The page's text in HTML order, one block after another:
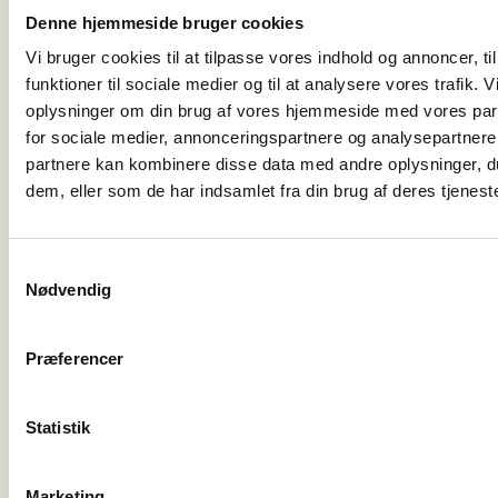
Denne hjemmeside bruger cookies
Vi bruger cookies til at tilpasse vores indhold og annoncer,
funktioner til sociale medier og til at analysere vores trafik.
oplysninger om din brug af vores hjemmeside med vores
for sociale medier, annonceringspartnere og
partnere kan kombinere disse data med andre oplysninger,
dem, eller som de har indsamlet fra din brug af deres
Nødvendig
Præferencer
Statistik
Velkommen til en ny omgang SkagenBolig Præsenterer, hvor vi
denne gang ser nærmere på en særdeles velholdt villa på
Violvej…
SkagenBolig Præsenterer: Velholdt